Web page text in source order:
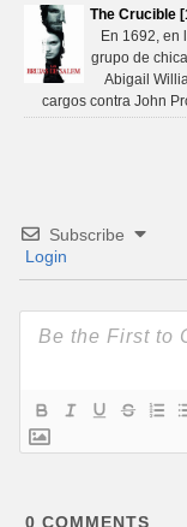
The Crucible
En 1692, en
grupo de
Abigail
cargos contra John
Subscribe
Login
0 COMMENTS